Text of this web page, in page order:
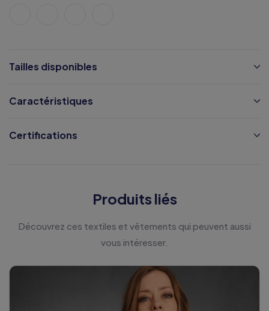
Tailles disponibles
Caractéristiques
Certifications
Produits liés
Découvrez ces textiles et vêtements qui peuvent aussi
vous intéresser.